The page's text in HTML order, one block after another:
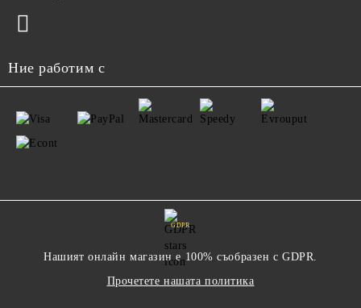
Ние работим с
GDPR
Нашият онлайн магазин е 100% съобразен с GDPR.
Прочетете нашата политика